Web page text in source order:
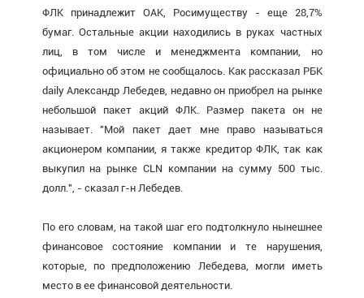
ФЛК принадлежит ОАК, Росимуществу - еще 28,7%
бумаг. Остальные акции находились в руках частных
лиц, в том числе и менеджмента компании, но
официально об этом не сообщалось. Как рассказал РБК
daily Александр Лебедев, недавно он приобрел на рынке
небольшой пакет акций ФЛК. Размер пакета он не
называет. "Мой пакет дает мне право называться
акционером компании, я также кредитор ФЛК, так как
выкупил на рынке CLN компании на сумму 500 тыс.
долл.", - сказал г-н Лебедев.
По его словам, на такой шаг его подтолкнуло нынешнее
финансовое состояние компании и те нарушения,
которые, по предположению Лебедева, могли иметь
место в ее финансовой деятельности.